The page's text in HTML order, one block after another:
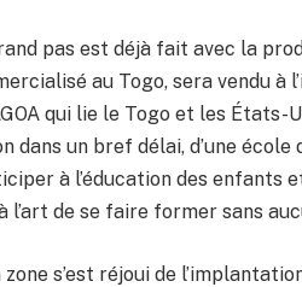
pas est déjà fait avec la
au Togo, sera vendu à
qui lie le Togo et les États-
dans un bref délai, d’une
à l’éducation des enfants
de se faire former sans
s’est réjoui de